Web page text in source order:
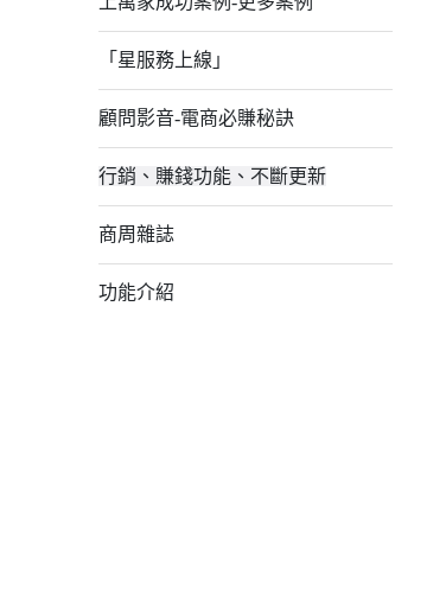
「星服務上線」
顧問影音-電商必賺秘訣
行銷、賺錢功能、不斷更新
商周雜誌
功能介紹